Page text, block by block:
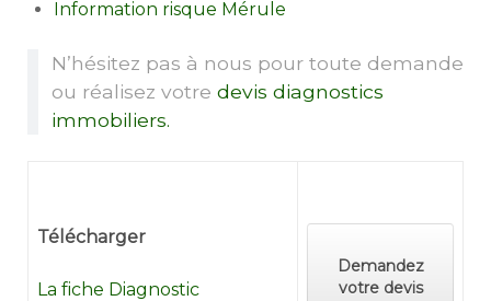
Information risque Mérule
N’hésitez pas à nous pour toute demande
ou réalisez votre devis diagnostics
immobiliers.
Télécharger
La fiche Diagnostic
Demandez
votre devis